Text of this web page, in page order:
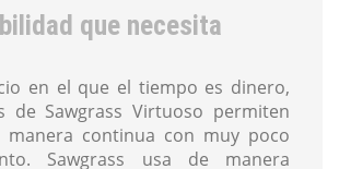
que necesita
en el que el tiempo es dinero,
de Sawgrass Virtuoso permiten
continua con muy poco
Sawgrass usa de manera